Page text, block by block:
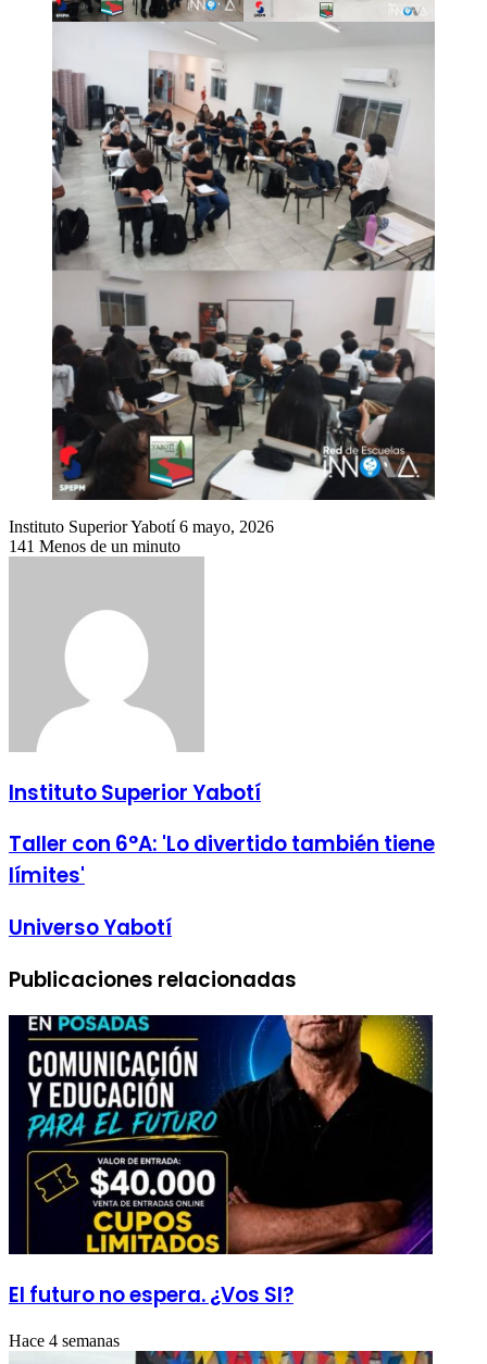
Instituto Superior Yabotí Send
an
6 mayo, 2026
141 Menos de un minuto
Instituto Superior Yabotí
Taller con 6°A: 'Lo divertido también tiene
límites'
Universo Yabotí
Publicaciones relacionadas
El futuro no espera. ¿Vos SI?
Hace 4 semanas